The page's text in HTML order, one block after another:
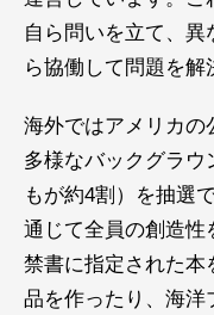
自ら問いを立て、
ら協働して問題を解
海外ではアメリカの
多様なバックグラ
もが約4割）を抽選
通じて全員の創造性
禁書に指定された本
品を作ったり、海洋